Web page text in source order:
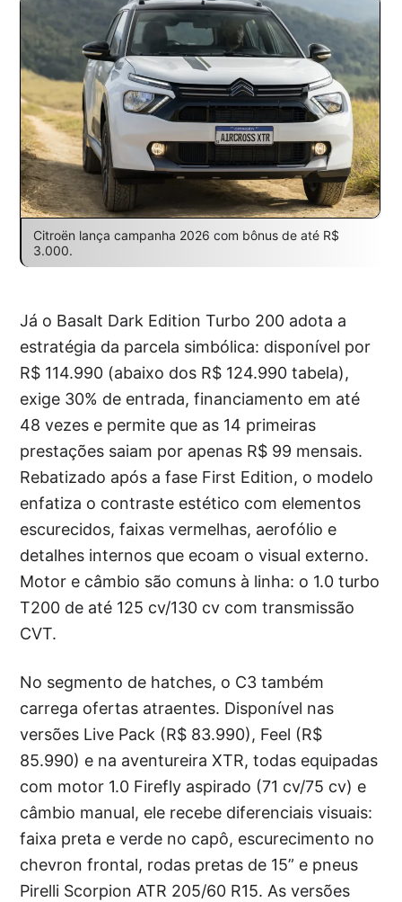
Citroën lança campanha 2026 com bônus de até R$
3.000.
Já o Basalt Dark Edition Turbo 200 adota a
estratégia da parcela simbólica: disponível por
R$ 114.990 (abaixo dos R$ 124.990 tabela),
exige 30% de entrada, financiamento em até
48 vezes e permite que as 14 primeiras
prestações saiam por apenas R$ 99 mensais.
Rebatizado após a fase First Edition, o modelo
enfatiza o contraste estético com elementos
escurecidos, faixas vermelhas, aerofólio e
detalhes internos que ecoam o visual externo.
Motor e câmbio são comuns à linha: o 1.0 turbo
T200 de até 125 cv/130 cv com transmissão
CVT.
No segmento de hatches, o C3 também
carrega ofertas atraentes. Disponível nas
versões Live Pack (R$ 83.990), Feel (R$
85.990) e na aventureira XTR, todas equipadas
com motor 1.0 Firefly aspirado (71 cv/75 cv) e
câmbio manual, ele recebe diferenciais visuais:
faixa preta e verde no capô, escurecimento no
chevron frontal, rodas pretas de 15” e pneus
Pirelli Scorpion ATR 205/60 R15. As versões